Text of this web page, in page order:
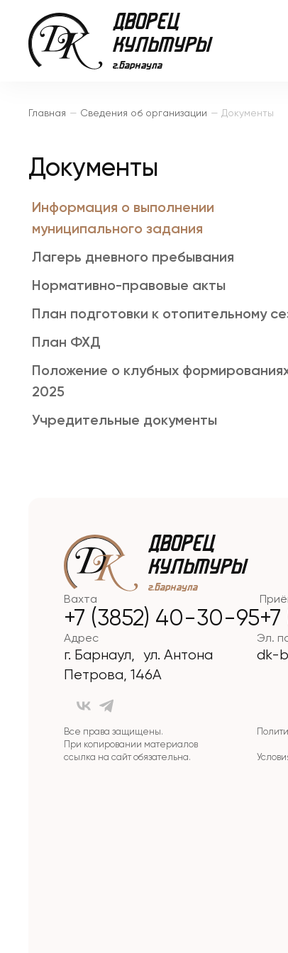
Главная — Сведения об организации — Документы
Документы
Информация о выполнении
муниципального задания
Лагерь дневного пребывания
Нормативно-правовые акты
План подготовки к отопительному
План ФХД
Положение о клубных
2025
Учредительные документы
Вахта
+7 (3852) 40-30-95
Адрес
г. Барнаул, ул. Антона
Петрова, 146А
Эл.
dk-
Все права защищены.
При копировании материалов
ссылка на сайт обязательна.